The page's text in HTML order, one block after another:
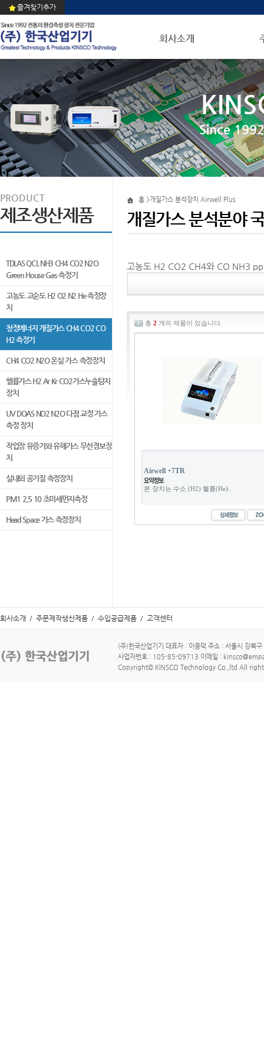
즐겨찾기추가
회사소개
Since
PRODUCT
제조생산제품
TDLAS QCL NH3 CH4 CO2 N2O
Green House Gas 측정기
고농도 고순도 H2 O2 N2 He 측정장
치
청정에너지 개질가스 CH4 CO2 CO
H2 측정기
CH4 CO2 N2O 온실 가스 측정장치
헬륨가스 H2 Ar Kr CO2가스누출탐지
장치
UV DOAS NO2 N2O 다점 교정 가스
측정 장치
작업장 유증기와 유해가스 무선경보장
치
실내외 공기질 측정장치
PM1 2.5 10 초미세먼지측정
Head Space 가스 측정장치
홈 >개질가스 분석장치 Airwell Plus
개질가스 분석분야
고농도 H2 CO2 CH4와 CO NH3
총 2 개의 제품이 있습니다.
Airwell +7TR
본 장치는 수소 (H2) 헬륨(He)..
회사소개 / 주문제작생산제품 / 수입공급제품 / 고객센터
(주)한국산업기기 대표자 : 이종덕 주소 : 서울시
사업자번호 : 105-85-09713 이메일 :
Copyright© KINSCO Technology Co.,ltd All